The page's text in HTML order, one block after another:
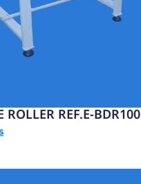
ROLLER REF.E-BDR100